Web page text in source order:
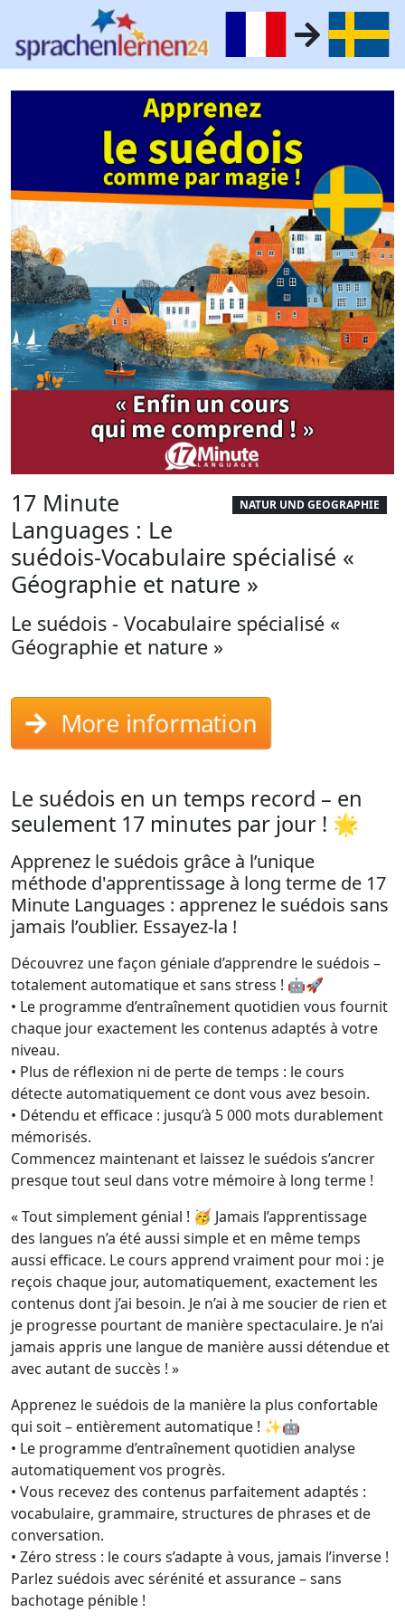
NATUR UND GEOGRAPHIE
17 Minute
Languages : Le
suédois-Vocabulaire spécialisé «
Géographie et nature »
Le suédois - Vocabulaire spécialisé «
Géographie et nature »
More information
Le suédois en un temps record – en
seulement 17 minutes par jour ! 🌟
Apprenez le suédois grâce à l’unique
méthode d'apprentissage à long terme de 17
Minute Languages : apprenez le suédois sans
jamais l’oublier. Essayez-la !
Découvrez une façon géniale d’apprendre le suédois –
totalement automatique et sans stress ! 🤖🚀
• Le programme d’entraînement quotidien vous fournit
chaque jour exactement les contenus adaptés à votre
niveau.
• Plus de réflexion ni de perte de temps : le cours
détecte automatiquement ce dont vous avez besoin.
• Détendu et efficace : jusqu’à 5 000 mots durablement
mémorisés.
Commencez maintenant et laissez le suédois s’ancrer
presque tout seul dans votre mémoire à long terme !
« Tout simplement génial ! 🥳 Jamais l’apprentissage
des langues n’a été aussi simple et en même temps
aussi efficace. Le cours apprend vraiment pour moi : je
reçois chaque jour, automatiquement, exactement les
contenus dont j’ai besoin. Je n’ai à me soucier de rien et
je progresse pourtant de manière spectaculaire. Je n’ai
jamais appris une langue de manière aussi détendue et
avec autant de succès ! »
Apprenez le suédois de la manière la plus confortable
qui soit – entièrement automatique ! ✨🤖
• Le programme d’entraînement quotidien analyse
automatiquement vos progrès.
• Vous recevez des contenus parfaitement adaptés :
vocabulaire, grammaire, structures de phrases et de
conversation.
• Zéro stress : le cours s’adapte à vous, jamais l’inverse !
Parlez suédois avec sérénité et assurance – sans
bachotage pénible !